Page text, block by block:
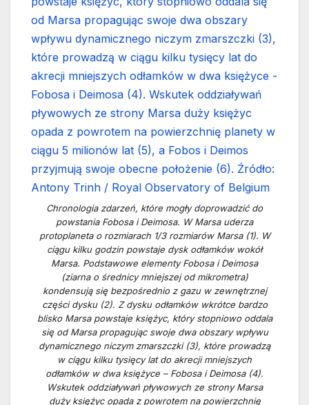
Chronologia zdarzeń, które mogły doprowadzić do
powstania Fobosa i Deimosa. W Marsa uderza
protoplaneta o rozmiarach 1/3 rozmiarów Marsa (1). W
ciągu kilku godzin powstaje dysk odłamków wokół
Marsa. Podstawowe elementy Fobosa i Deimosa
(ziarna o średnicy mniejszej od mikrometra)
kondensują się bezpośrednio z gazu w zewnętrznej
części dysku (2). Z dysku odłamków wkrótce bardzo
blisko Marsa powstaje księżyc, który stopniowo oddala
się od Marsa propagując swoje dwa obszary wpływu
dynamicznego niczym zmarszczki (3), które prowadzą
w ciągu kilku tysięcy lat do akrecji mniejszych
odłamków w dwa księżyce – Fobosa i Deimosa (4).
Wskutek oddziaływań pływowych ze strony Marsa
duży księżyc opada z powrotem na powierzchnię